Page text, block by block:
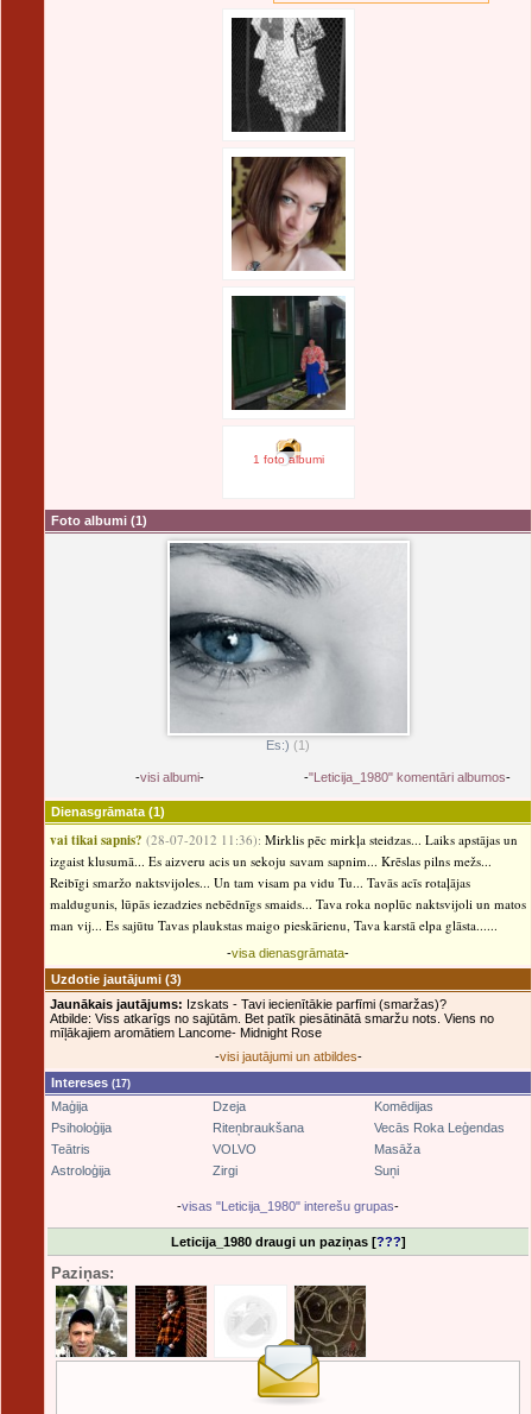
1 foto albumi
Foto albumi (1)
Es:) (1)
-visi albumi- -"Leticija_1980" komentāri albumos-
Dienasgrāmata (1)
vai tikai sapnis? (28-07-2012 11:36): Mirklis pēc mirkļa steidzas... Laiks apstājas un
izgaist klusumā... Es aizveru acis un sekoju savam sapnim... Krēslas pilns mežs...
Reibīgi smaržo naktsvijoles... Un tam visam pa vidu Tu... Tavās acīs rotaļājas
maldugunis, lūpās iezadzies nebēdnīgs smaids... Tava roka noplūc naktsvijoli un matos
man vij... Es sajūtu Tavas plaukstas maigo pieskārienu, Tava karstā elpa glāsta......
-visa dienasgrāmata-
Uzdotie jautājumi (3)
Jaunākais jautājums: Izskats - Tavi iecienītākie parfīmi (smaržas)?
Atbilde: Viss atkarīgs no sajūtām. Bet patīk piesātinātā smaržu nots. Viens no
mīļākajiem aromātiem Lancome- Midnight Rose
-visi jautājumi un atbildes-
Intereses (17)
Maģija Dzeja
Komēdijas
Psiholoģija
Riteņbraukšana
Vecās Roka Leģendas
Teātris
VOLVO
Masāža
Astroloģija
Zirgi Suņi
-visas "Leticija_1980" interešu grupas-
Leticija_1980 draugi un paziņas [???]
Paziņas: